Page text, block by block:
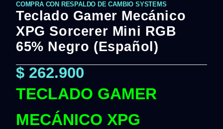
COMPRA CON RESPALDO DE CAMBIO SYSTEMS
Teclado Gamer Mecánico
XPG Sorcerer Mini RGB
65% Negro (Español)
$ 262.900
TECLADO GAMER
MECÁNICO XPG